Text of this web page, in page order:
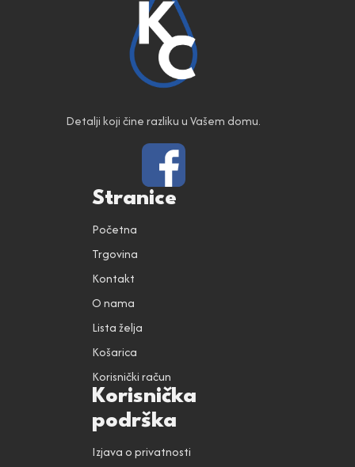
Detalji koji čine razliku u Vašem domu.
Stranice
Početna
Trgovina
Kontakt
O nama
Lista želja
Košarica
Korisnički račun
Korisnička
podrška
Izjava o privatnosti